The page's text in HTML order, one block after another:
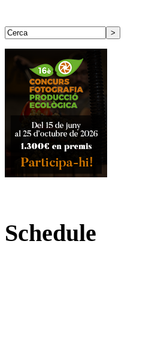
Schedule